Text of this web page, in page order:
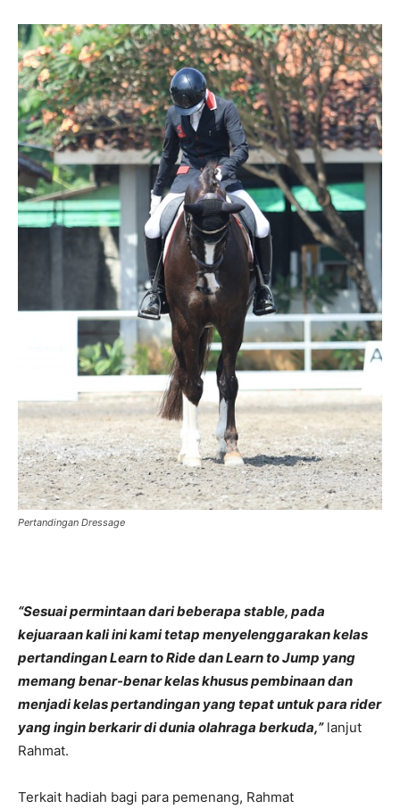
Pertandingan Dressage
“Sesuai permintaan dari beberapa stable, pada
kejuaraan kali ini kami tetap menyelenggarakan kelas
pertandingan Learn to Ride dan Learn to Jump yang
memang benar-benar kelas khusus pembinaan dan
menjadi kelas pertandingan yang tepat untuk para rider
yang ingin berkarir di dunia olahraga berkuda,” lanjut
Rahmat.
Terkait hadiah bagi para pemenang, Rahmat